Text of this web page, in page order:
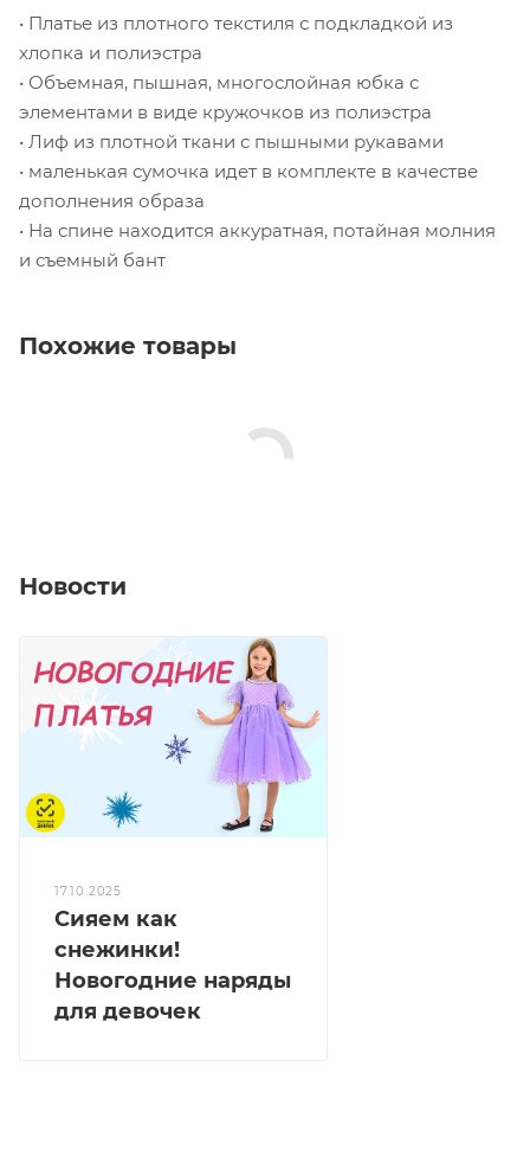
• Платье из плотного текстиля с подкладкой из
хлопка и полиэстра
• Объемная, пышная, многослойная юбка с
элементами в виде кружочков из полиэстра
• Лиф из плотной ткани с пышными рукавами
• маленькая сумочка идет в комплекте в качестве
дополнения образа
• На спине находится аккуратная, потайная молния
и съемный бант
Похожие товары
Новости
17.10.2025
Сияем как
снежинки!
Новогодние наряды
для девочек